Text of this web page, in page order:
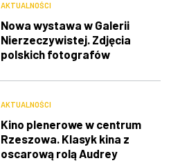
AKTUALNOŚCI
Nowa wystawa w Galerii
Nierzeczywistej. Zdjęcia
polskich fotografów
AKTUALNOŚCI
Kino plenerowe w centrum
Rzeszowa. Klasyk kina z
oscarową rolą Audrey